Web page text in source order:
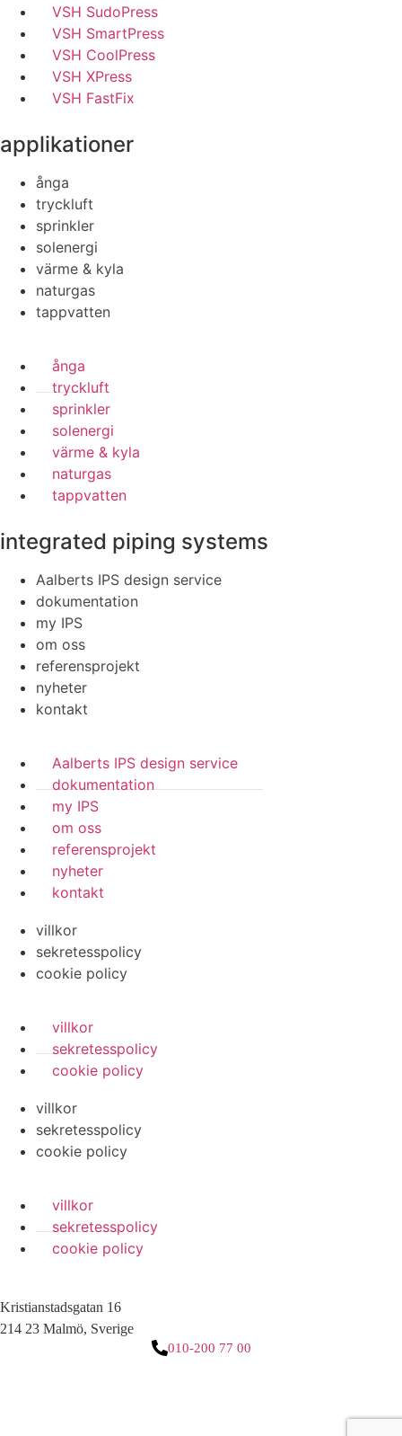
VSH SudoPress
VSH SmartPress
VSH CoolPress
VSH XPress
VSH FastFix
applikationer
ånga
tryckluft
sprinkler
solenergi
värme & kyla
naturgas
tappvatten
ånga
tryckluft
sprinkler
solenergi
värme & kyla
naturgas
tappvatten
integrated piping systems
Aalberts IPS design service
dokumentation
my IPS
om oss
referensprojekt
nyheter
kontakt
Aalberts IPS design service
dokumentation
my IPS
om oss
referensprojekt
nyheter
kontakt
villkor
sekretesspolicy
cookie policy
villkor
sekretesspolicy
cookie policy
villkor
sekretesspolicy
cookie policy
villkor
sekretesspolicy
cookie policy
Kristianstadsgatan 16
214 23 Malmö, Sverige
010-200 77 00